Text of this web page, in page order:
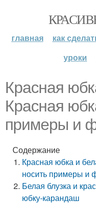
главная как
уроки
Красная
Красная
примеры и
Содержание
Красная юбка и
носить примеры и
Белая блузка и
юбку-карандаш